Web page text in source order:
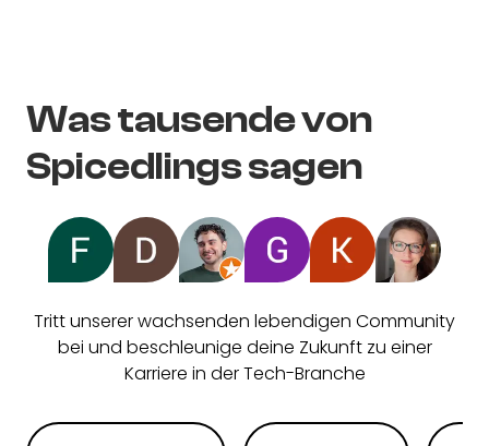
Was tausende von
Spicedlings sagen
Tritt unserer wachsenden lebendigen Community
bei und beschleunige deine Zukunft zu einer
Karriere in der Tech-Branche